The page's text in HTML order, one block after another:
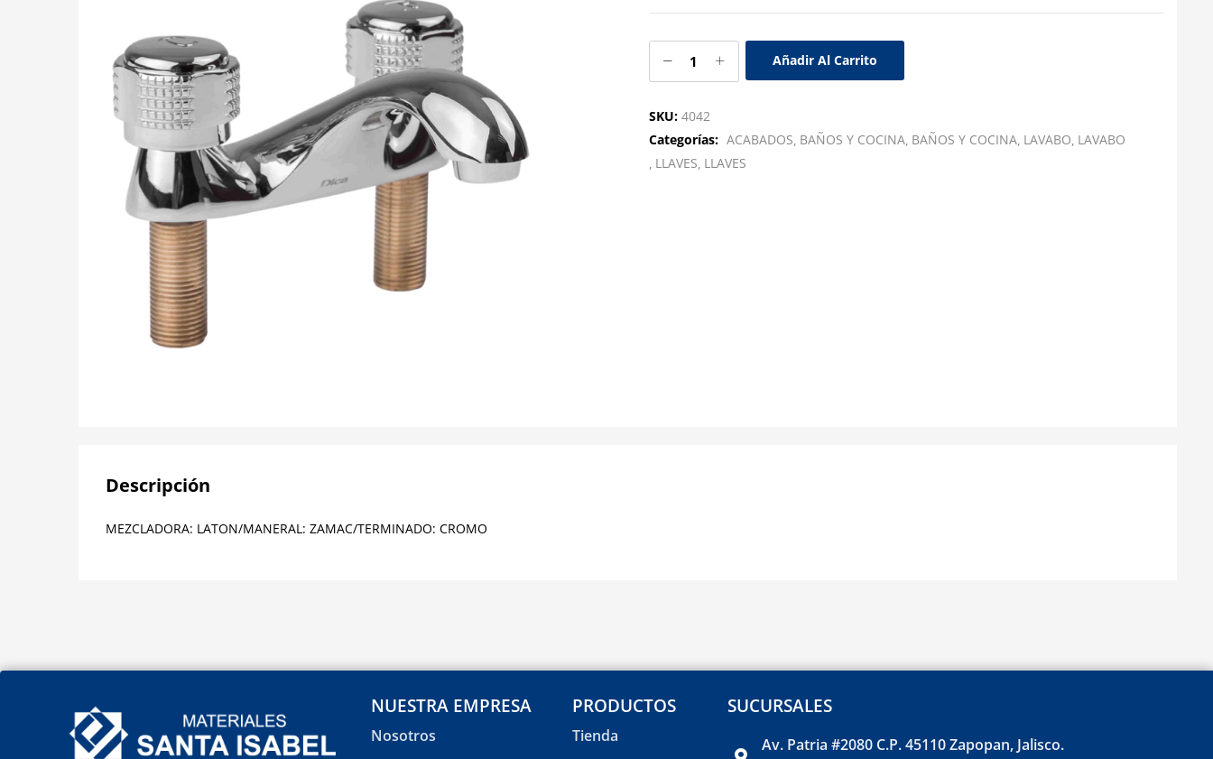
Añadir Al Carrito
SKU: 4042
Categorías: ACABADOS BAÑOS Y COCINA BAÑOS Y COCINA LAVABO LAVABO
LLAVES LLAVES
Descripción
MEZCLADORA: LATON/MANERAL: ZAMAC/TERMINADO: CROMO
NUESTRA EMPRESA
Nosotros
PRODUCTOS
Tienda
SUCURSALES
Av. Patria #2080 C.P. 45110 Zapopan, Jalisco.